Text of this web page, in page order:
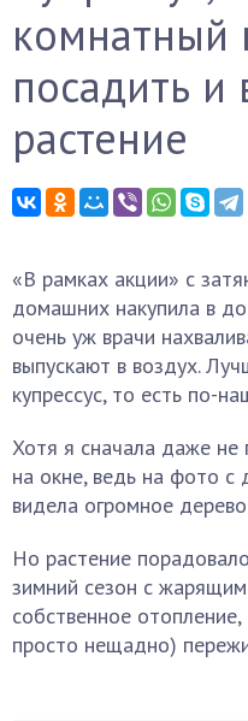
комнатный
посадить и
растение
«В рамках акции» с
домашних накупила в
очень уж врачи
выпускают в воздух.
купрессус, то есть по-
Хотя я сначала даже не
на окне, ведь на фото с
видела огромное
Но растение
зимний сезон с
собственное
просто нещадно)